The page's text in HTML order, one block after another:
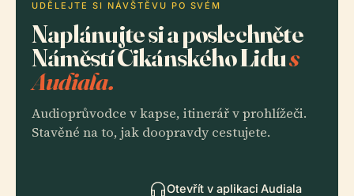
UDĚLEJTE SI NÁVŠTĚVU PO SVÉM
Naplánujte si a poslechněte
Náměstí Cikánského Lidus
Audiala.
Audioprůvodce v kapse, itinerář v prohlížeči.
Stavěné na to, jak doopravdy cestujete.
Otevřít v aplikaci Audiala